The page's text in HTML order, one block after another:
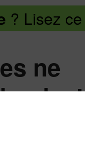
? Lisez ce
ne
et